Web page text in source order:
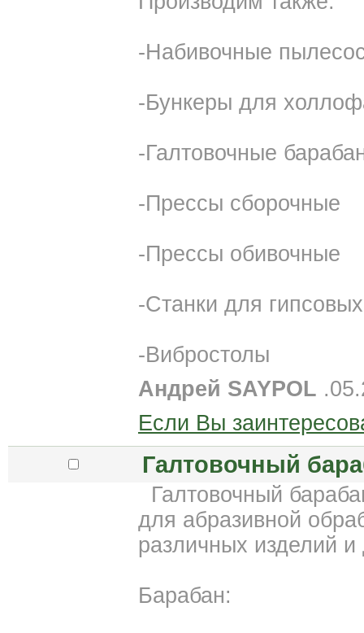
-Набивочные
-Бункеры для
-Галтовочные
-Прессы сборочные
-Прессы обивочные
-Станки для
-Вибростолы
Андрей SAYPOL
Если Вы
Галтовочный
Галтовочный
для абразивной
различных изделий и
Барабан: